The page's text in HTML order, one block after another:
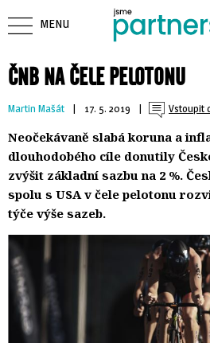
ČNB NA ČELE PELOTONU
Martin Mašát | 17. 5. 2019 | Vstoupit
Neočekávaně slabá koruna a
dlouhodobého cíle donutily
zvýšit základní sazbu na 2 %.
spolu s USA v čele pelotonu
týče výše sazeb.
MENU